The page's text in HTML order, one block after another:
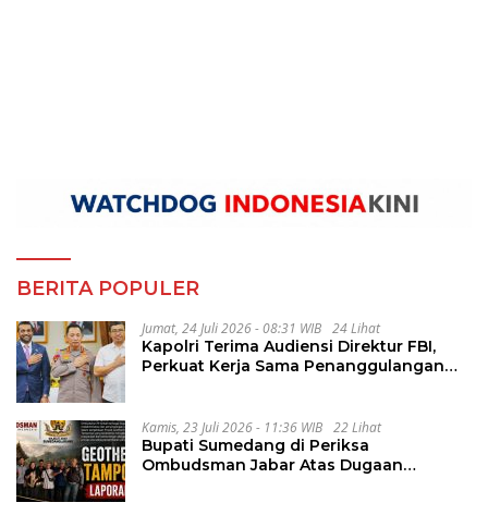
BERITA POPULER
Jumat, 24 Juli 2026 - 08:31 WIB 24 Lihat
Kapolri Terima Audiensi Direktur FBI,
Perkuat Kerja Sama Penanggulangan
Kamis, 23 Juli 2026 - 11:36 WIB 22 Lihat
Bupati Sumedang di Periksa
Ombudsman Jabar Atas Dugaan